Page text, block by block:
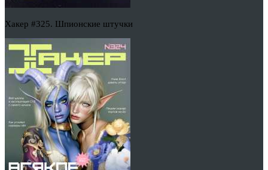
Хакер #325. Шпионские штучки